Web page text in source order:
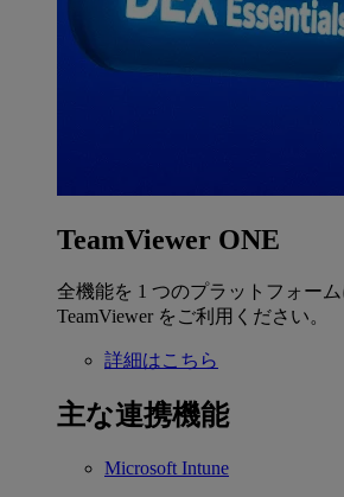
TeamViewer ONE
全機能を 1 つのプラットフォー
TeamViewer をご利用ください。
詳細はこちら
主な連携機能
Microsoft Intune